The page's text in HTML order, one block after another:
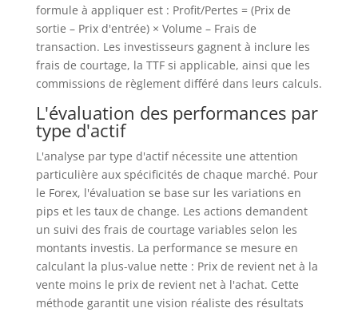
formule à appliquer est : Profit/Pertes = (Prix de
sortie – Prix d'entrée) × Volume – Frais de
transaction. Les investisseurs gagnent à inclure les
frais de courtage, la TTF si applicable, ainsi que les
commissions de règlement différé dans leurs calculs.
L'évaluation des performances par
type d'actif
L'analyse par type d'actif nécessite une attention
particulière aux spécificités de chaque marché. Pour
le Forex, l'évaluation se base sur les variations en
pips et les taux de change. Les actions demandent
un suivi des frais de courtage variables selon les
montants investis. La performance se mesure en
calculant la plus-value nette : Prix de revient net à la
vente moins le prix de revient net à l'achat. Cette
méthode garantit une vision réaliste des résultats